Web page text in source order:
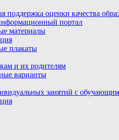
поддержка оценки качества
портал
материалы
плакаты
и их родителям
варианты
занятий с